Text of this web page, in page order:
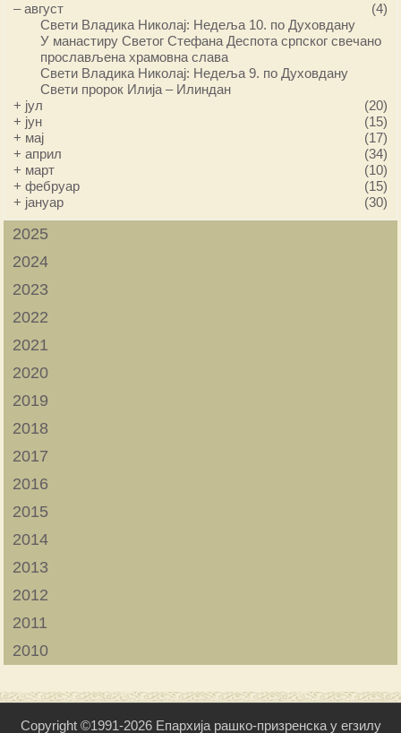
–август
(4)
Свети Владика Николај: Недеља 10. по Духовдану
У манастиру Светог Стефана Деспота српског свечано
прослављена храмовна слава
Свети Владика Николај: Недеља 9. по Духовдану
Свети пророк Илија – Илиндан
+ јул
(20)
+ јун
(15)
+ мај
(17)
+април
(34)
+ март
(10)
+фебруар
(15)
+ јануар (30)
2025
2024
2023
2022
2021
2020
2019
2018
2017
2016
2015
2014
2013
2012
2011
2010
Copyright ©1991-2026 Епархија рашко-призренска у егзилу